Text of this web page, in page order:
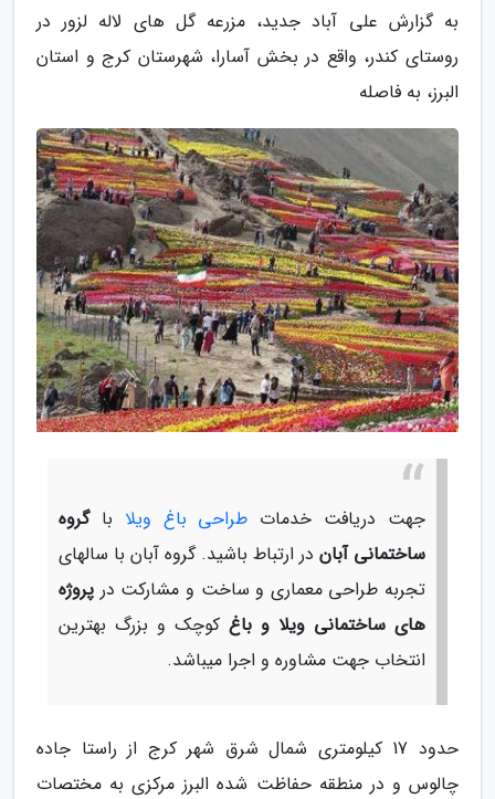
به گزارش علی آباد جدید، مزرعه گل های لاله لزور در
روستای کندر، واقع در بخش آسارا، شهرستان کرج و استان
البرز، به فاصله
جهت دریافت خدمات طراحی باغ ویلا باگروه
ساختمانی آبان در ارتباط باشید. گروه آبان با سالهای
تجربه طراحی معماری و ساخت و مشارکت در پروژه
های ساختمانی ویلا و باغ کوچک و بزرگ بهترین
انتخاب جهت مشاوره و اجرا میباشد.
حدود 17 کیلومتری شمال شرق شهر کرج از راستا جاده
چالوس و در منطقه حفاظت شده البرز مرکزی به مختصات